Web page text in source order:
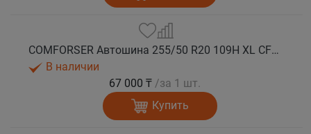
COMFORSER Автошина 255/50 R20 109H XL CF1100 RWL лето
В наличии
67 000 ₸ /за 1 шт.
Купить